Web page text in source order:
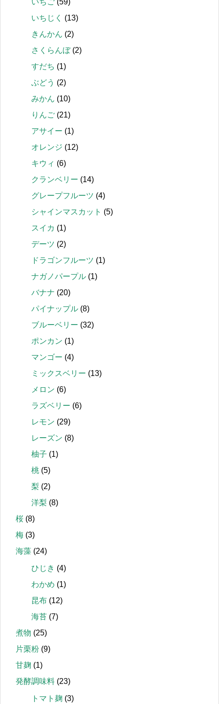
いちご (59)
いちじく
(13)
きんかん (2)
さくらんぼ(2)
すだち (1)
ぶどう (2)
みかん (10)
りんご (21)
アサイー (1)
オレンジ (12)
キウィ (6)
クランベリー (14)
グレープフルーツ (4)
シャインマスカット (5)
スイカ (1)
デーツ (2)
ドラゴンフルーツ (1)
ナガノパープル (1)
バナナ (20)
パイナップル (8)
ブルーベリー (32)
ポンカン (1)
マンゴー (4)
ミックスベリー (13)
メロン (6)
ラズベリー (6)
レモン (29)
レーズン (8)
柚子 (1)
桃 (5)
梨 (2)
洋梨 (8)
桜 (8)
梅 (3)
海藻 (24)
ひじき (4)
わかめ (1)
昆布 (12)
海苔 (7)
煮物 (25)
片栗粉 (9)
甘麹 (1)
発酵調味料 (23)
トマト麹 (3)